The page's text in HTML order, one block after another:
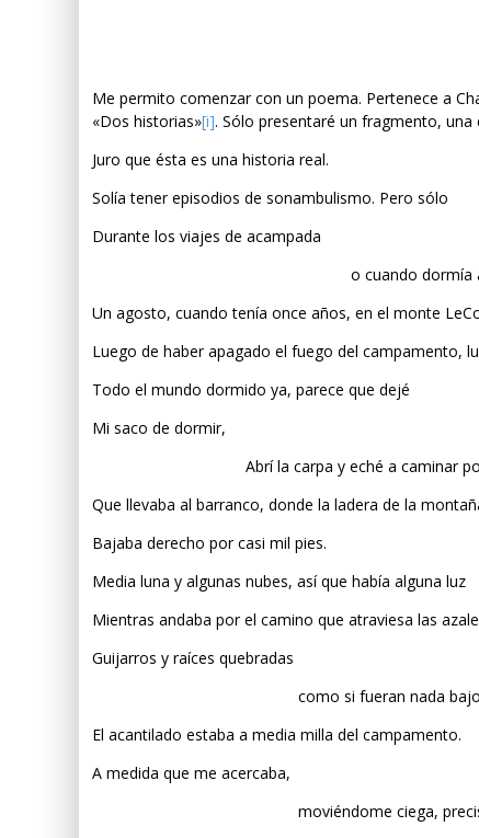
Me permito comenzar con un poema. Pertenece a
«Dos historias»[i]. Sólo presentaré un fragmento, una
Juro que ésta es una historia real.
Solía tener episodios de sonambulismo. Pero sólo
Durante los viajes de acampada
o cuando dormía
Un agosto, cuando tenía once años, en el monte
Luego de haber apagado el fuego del campamento,
Todo el mundo dormido ya, parece que dejé
Mi saco de dormir,
Abrí la carpa y eché a caminar por
Que llevaba al barranco, donde la ladera de la
Bajaba derecho por casi mil pies.
Media luna y algunas nubes, así que había alguna luz
Mientras andaba por el camino que atraviesa las
Guijarros y raíces quebradas
como si fueran nada bajos
El acantilado estaba a media milla del campamento.
A medida que me acercaba,
moviéndome ciega,